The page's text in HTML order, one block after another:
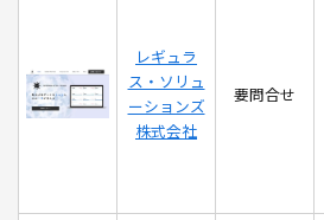
レギュラ
ス・ソリュ
ーションズ
株式会社
要問合せ